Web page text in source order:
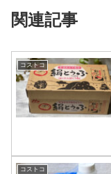
関連記事
コストコ
コストコ